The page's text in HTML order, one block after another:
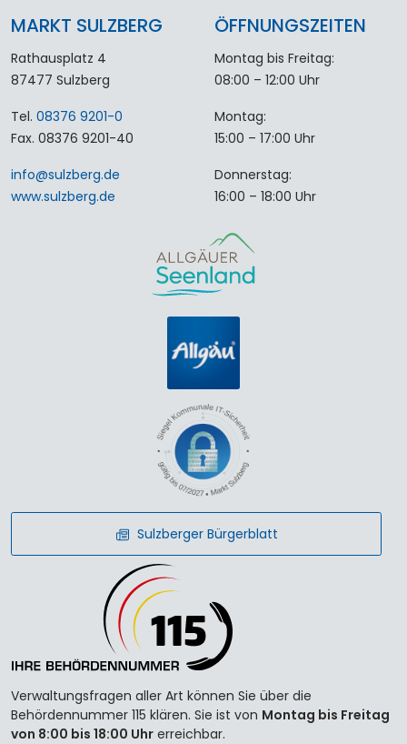
MARKT SULZBERG
Rathausplatz 4
87477 Sulzberg
Tel. 08376 9201-0
Fax. 08376 9201-40
info@sulzberg.de
www.sulzberg.de
ÖFFNUNGSZEITEN
Montag bis Freitag:
08:00 – 12:00 Uhr
Montag:
15:00 – 17:00 Uhr
Donnerstag:
16:00 – 18:00 Uhr
Sulzberger Bürgerblatt
Verwaltungsfragen aller Art können Sie über die
Behördennummer 115 klären. Sie ist von Montag bis Freitag
von 8:00 bis 18:00 Uhr erreichbar.